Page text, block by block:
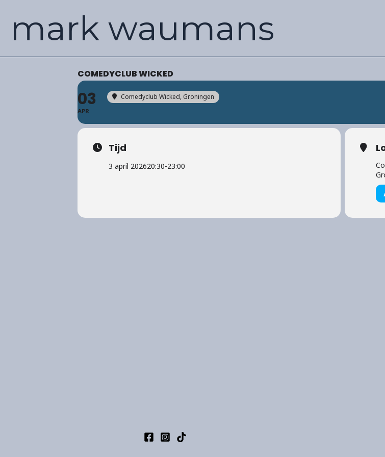
mark waumans
COMEDYCLUB WICKED
03
APR
Comedyclub Wicked, Groningen
Tijd
3 april 202620:30-23:00